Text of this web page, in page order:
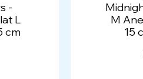
-
L
cm
M
15